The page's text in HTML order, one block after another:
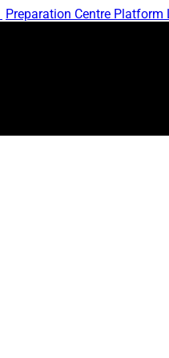
Preparation Centre Platform